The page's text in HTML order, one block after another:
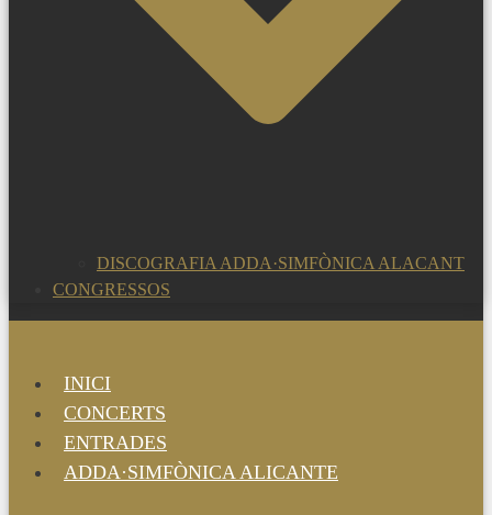
DISCOGRAFIA ADDA·SIMFÒNICA ALACANT
CONGRESSOS
INICI
CONCERTS
ENTRADES
ADDA·SIMFÒNICA ALICANTE